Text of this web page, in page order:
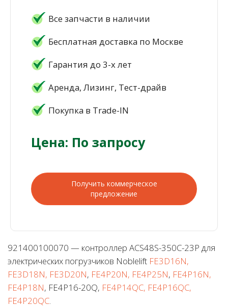
Все запчасти в наличии
Бесплатная доставка по Москве
Гарантия до 3-х лет
Аренда, Лизинг, Тест-драйв
Покупка в Trade-IN
Цена: По запросу
Получить коммерческое
предложение
921400100070 — контроллер ACS48S-350C-23P для
электрических погрузчиков Noblelift FE3D16N,
FE3D18N, FE3D20N, FE4P20N, FE4P25N, FE4P16N,
FE4P18N, FE4P16-20Q, FE4P14QC, FE4P16QC,
FE4P20QC.